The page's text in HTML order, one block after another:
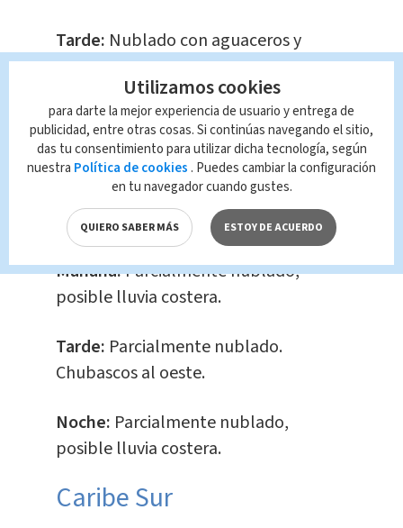
Tarde: Nublado con aguaceros y
tormenta.
Noche:Mayormente nublado con
lluvias, especialmente en zonas
costeras.
Caribe Norte
Mañana:Parcialmente nublado,
posible lluvia costera.
Tarde: Parcialmente nublado.
Chubascos al oeste.
Noche: Parcialmente nublado,
posible lluvia costera.
Caribe Sur
Utilizamos cookies
para darte la mejor experiencia de usuario y entrega de
publicidad, entre otras cosas. Si continúas navegando el sitio,
das tu consentimiento para utilizar dicha tecnología, según
nuestra Política de cookies . Puedes cambiar la configuración
en tu navegador cuando gustes.
QUIERO SABER MÁS ESTOY DE ACUERDO